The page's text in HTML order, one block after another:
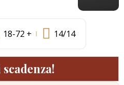
18-72 + 14/14